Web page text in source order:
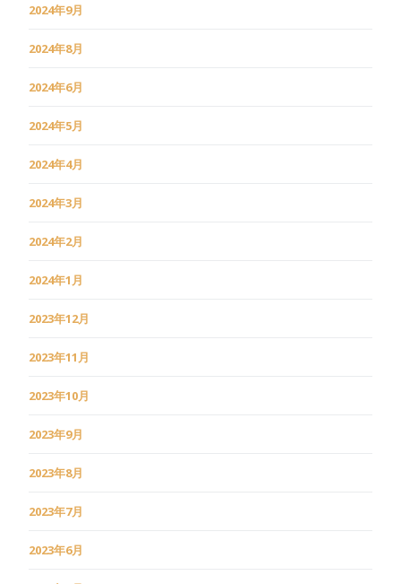
2024年9月
2024年8月
2024年6月
2024年5月
2024年4月
2024年3月
2024年2月
2024年1月
2023年12月
2023年11月
2023年10月
2023年9月
2023年8月
2023年7月
2023年6月